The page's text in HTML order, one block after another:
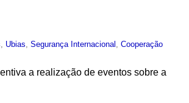
Ubias ,Segurança Internacional ,Cooperação
a realização de eventos sobre a